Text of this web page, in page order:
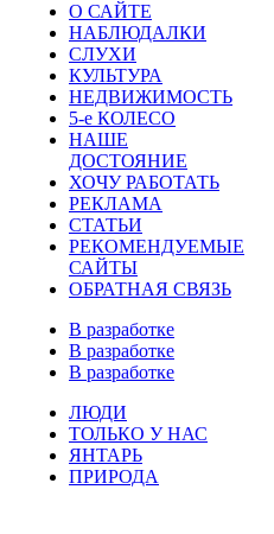
О САЙТЕ
НАБЛЮДАЛКИ
СЛУХИ
КУЛЬТУРА
НЕДВИЖИМОСТЬ
5-е КОЛЕСО
НАШЕ
ДОСТОЯНИЕ
ХОЧУ РАБОТАТЬ
РЕКЛАМА
СТАТЬИ
РЕКОМЕНДУЕМЫЕ
САЙТЫ
ОБРАТНАЯ СВЯЗЬ
В разработке
В разработке
В разработке
ЛЮДИ
ТОЛЬКО У НАС
ЯНТАРЬ
ПРИРОДА